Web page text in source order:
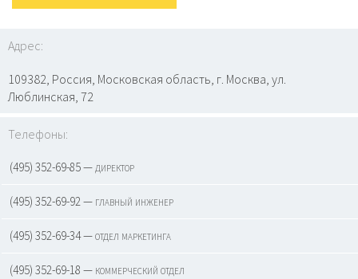
Адрес:
109382, Россия, Московская область, г. Москва, ул.
Люблинская, 72
Телефоны:
(495) 352-69-85 — директор
(495) 352-69-92 — главный инженер
(495) 352-69-34 — отдел маркетинга
(495) 352-69-18 — коммерческий отдел